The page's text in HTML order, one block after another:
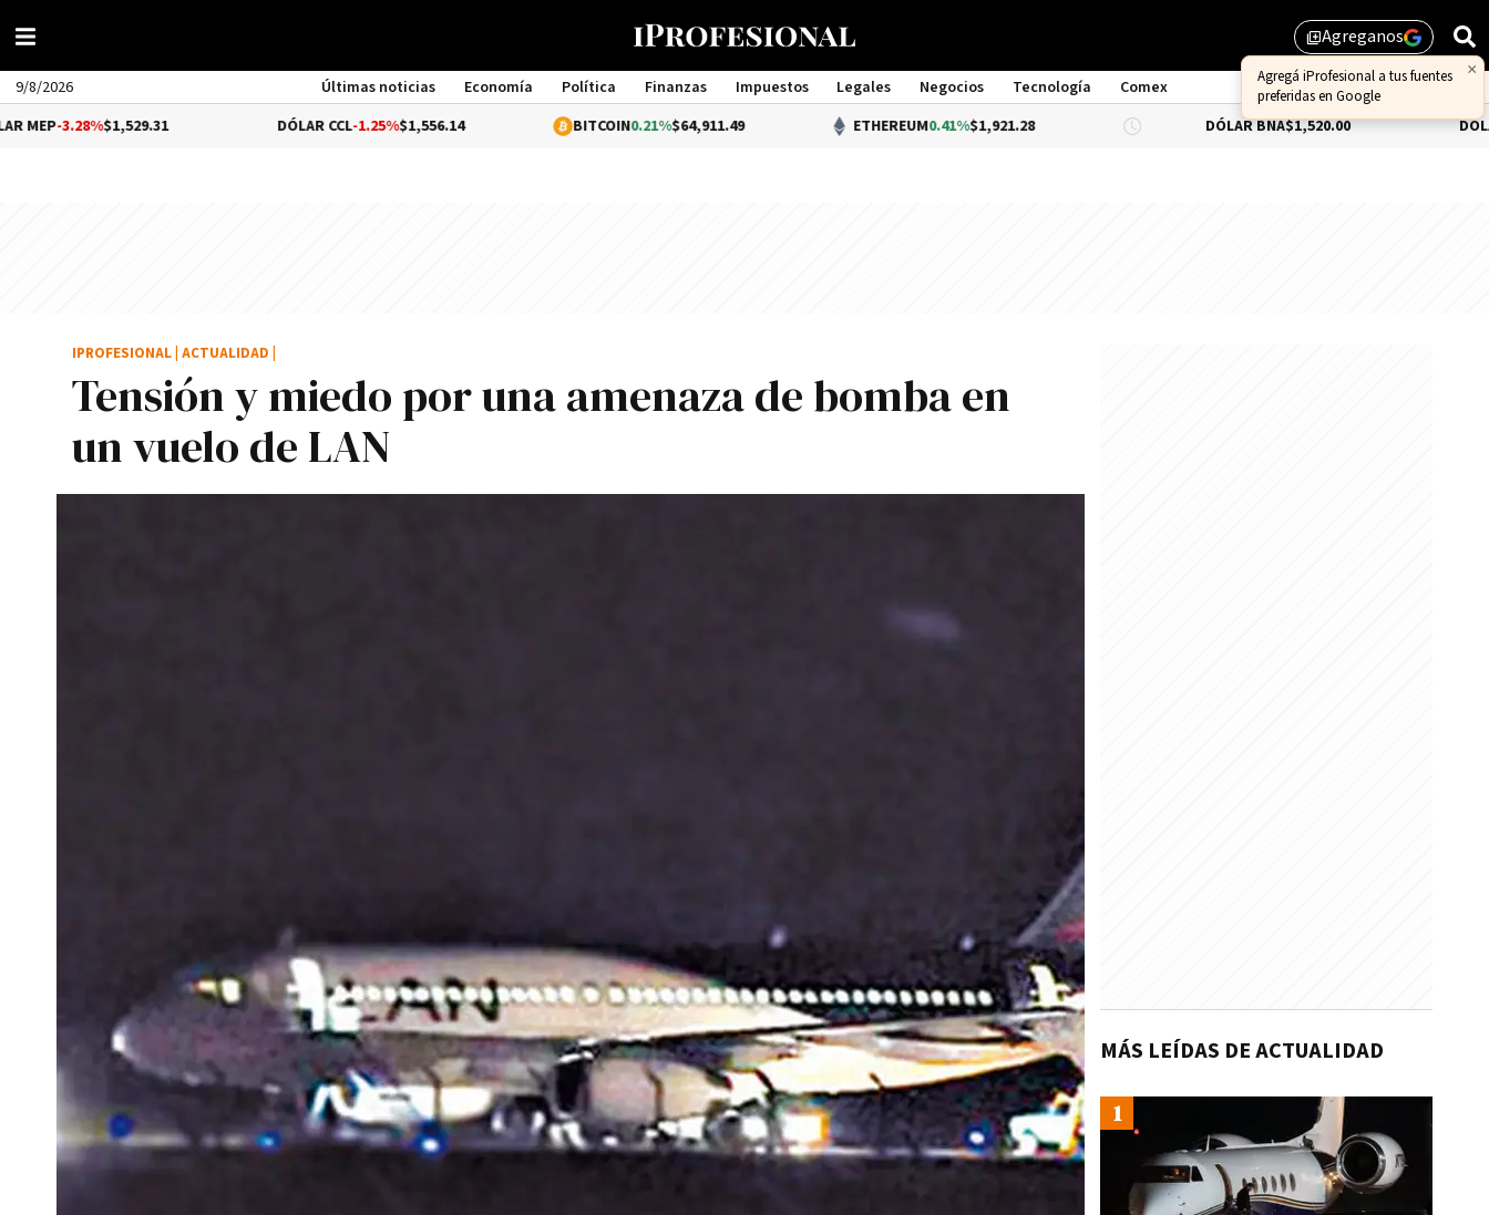
library_addAgreganos
×
Agregá iProfesional a tus fuentes
preferidas en Google
9/8/2026 Últimas noticias Economía Política Finanzas Impuestos Legales Negocios Tecnología
Comex
Management
$1,529.31 -1.25%$1,556.14 BITCOIN0.21%$64,911.49 ETHEREUM 0.41%$1,921.28 DÓLAR BNA$1,520.00 DÓLAR BLUE-
Tensión y miedo por una amenaza de bomba en
un vuelo de LAN
IPROFESIONAL ACTUALIDAD
MÁS LEÍDAS DE ACTUALIDAD